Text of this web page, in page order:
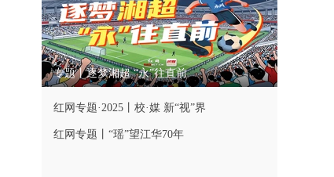
专题丨逐梦湘超 “永”往直前
红网专题·2025丨校·媒 新“视”界
红网专题丨“瑶”望江华70年